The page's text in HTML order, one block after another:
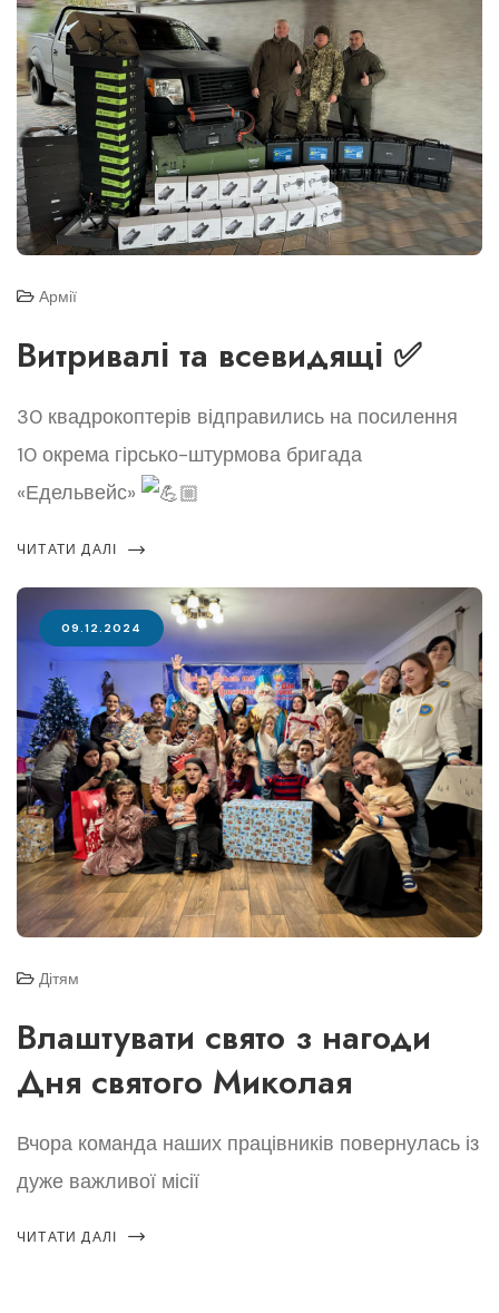
Армії
Витривалі та всевидящі ✅
30 квадрокоптерів відправились на посилення
10 окрема гірсько-штурмова бригада
«Едельвейс»
ЧИТАТИ ДАЛІ
09.12.2024
Дітям
Влаштувати свято з нагоди
Дня святого Миколая
Вчора команда наших працівників повернулась із
дуже важливої місії
ЧИТАТИ ДАЛІ